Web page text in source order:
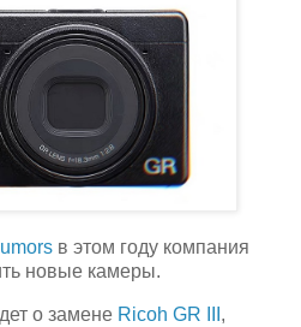
в этом году компания
новые камеры.
о замене Ricoh GR III ,